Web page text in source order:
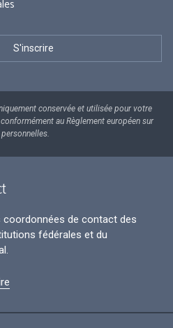
conservée et utilisée pour votre
au Règlement européen sur
de contact des
fédérales et du